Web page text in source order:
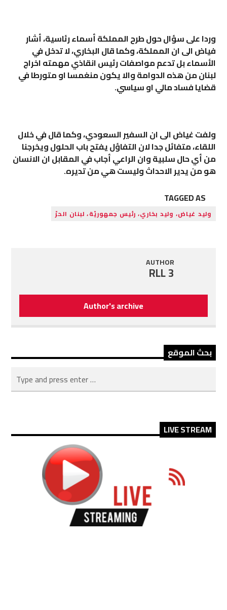
وردا على سؤال حول طرح المملكة أسماء رئاسية، أشار
فياض الى ان المملكة، وكما قال البخاري، لا تدخل في
الأسماء بل تدعم مواصفات رئيس انقاذي مهمته اخراج
لبنان من هذه الدوامة والا يكون منغمسا او متورطا في
قضايا فساد مالي او سياسي.
ولفت غياض الى ان السفير السعودي، وكما قال في خلال
اللقاء، متفائل جدا لان التفاؤل يفتح باب الحلول ويخرجنا
من أي حال سلبية وان الراعي أجاب في المقابل ان الانسان
هو من يدير الاحداث وليست هي من تديره.
TAGGED AS
وليد غياض، وليد بخاري، رئيس جمهوريّة، لبنان الحرّ
AUTHOR
RLL 3
Author's archive
بحث الموقع
LIVE STREAM